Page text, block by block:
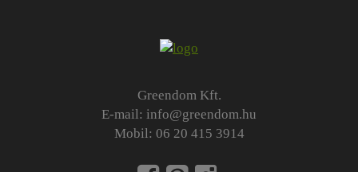
Greendom Kft.
E-mail: info@greendom.hu
Mobil: 06 20 415 3914